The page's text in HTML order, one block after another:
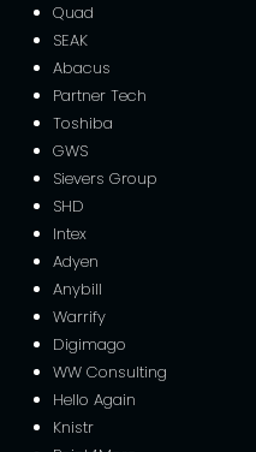
Quad
SEAK
Abacus
Partner Tech
Toshiba
GWS
Sievers Group
SHD
Intex
Adyen
Anybill
Warrify
Digimago
WW Consulting
Hello Again
Knistr